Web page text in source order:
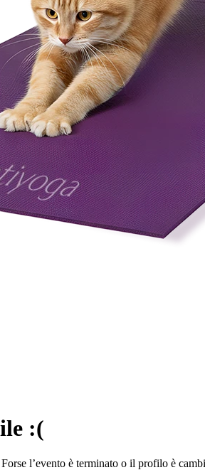
:(
l’evento è terminato o il profilo è